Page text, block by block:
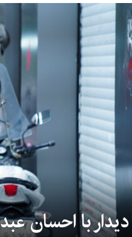
دیدار با احسان